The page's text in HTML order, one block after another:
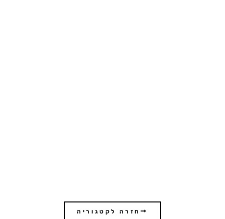
חזרה לקטגוריה